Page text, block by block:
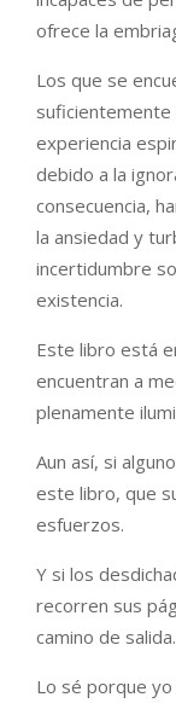
ofrece la
Los que se
experiencia
debido a la
consecuencia,
la ansiedad y
incertidumbre
existencia.
Este libro está
encuentran a
plenamente
Aun así, si
este libro, que
esfuerzos.
Y si los
recorren sus
camino de salida.
Lo sé porque